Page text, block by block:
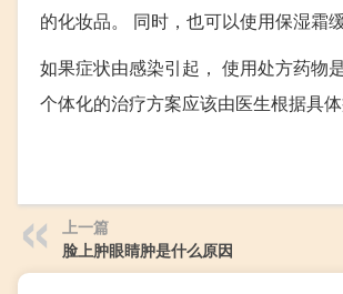
的化妆品。 同时，也可以使用保湿霜缓
如果症状由感染引起， 使用处方药物
个体化的治疗方案应该由医生根据具体
上一篇
脸上肿眼睛肿是什么原因